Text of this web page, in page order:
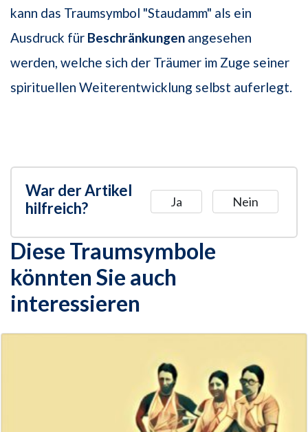
kann das Traumsymbol "Staudamm" als ein
Ausdruck für Beschränkungen angesehen
werden, welche sich der Träumer im Zuge seiner
spirituellen Weiterentwicklung selbst auferlegt.
War der Artikel
hilfreich?
Ja Nein
Diese Traumsymbole
könnten Sie auch
interessieren